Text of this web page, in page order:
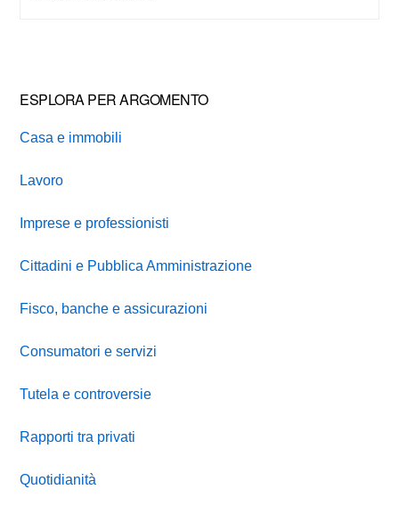
ESPLORA PER ARGOMENTO
Casa e immobili
Lavoro
Imprese e professionisti
Cittadini e Pubblica Amministrazione
Fisco, banche e assicurazioni
Consumatori e servizi
Tutela e controversie
Rapporti tra privati
Quotidianità